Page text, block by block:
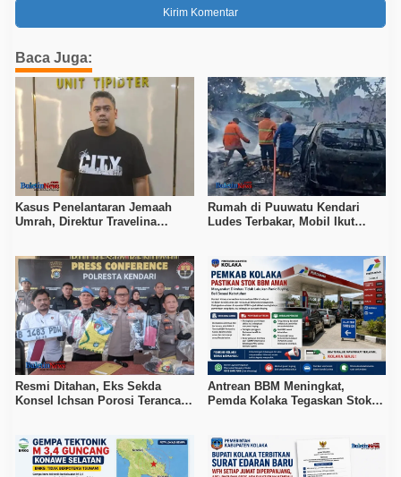
Baca Juga:
Kasus Penelantaran Jemaah
Umrah, Direktur Travelina
Rumah di Puuwatu Kendari
Ludes Terbakar, Mobil Ikut
Resmi Ditahan, Eks Sekda
Konsel Ichsan Porosi Terancam
Antrean BBM Meningkat,
Pemda Kolaka Tegaskan Stok